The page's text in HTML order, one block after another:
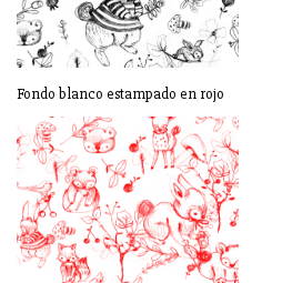
Fondo blanco estampado en rojo